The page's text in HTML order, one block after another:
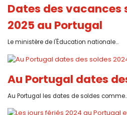
Dates des vacances
2025 au Portugal
Le ministère de l'Éducation nationale...
Au Portugal dates
Au Portugal les dates de soldes